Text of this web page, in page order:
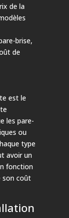
de la
brise,
de
est le
les pare-
ou
type
avoir un
fonction
son coût